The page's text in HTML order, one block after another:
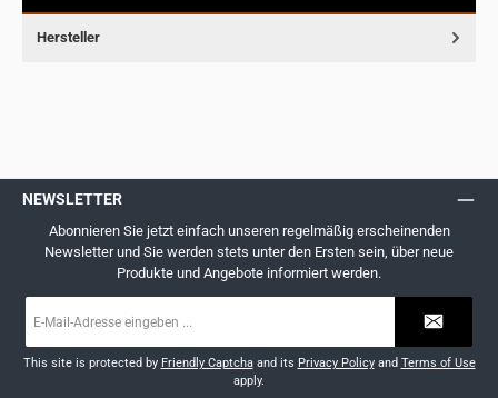
Hersteller
NEWSLETTER
Abonnieren Sie jetzt einfach unseren regelmäßig erscheinenden
Newsletter und Sie werden stets unter den Ersten sein, über neue
Produkte und Angebote informiert werden.
Mail-
*
This site is protected by Friendly Captchaand its Privacy Policyand Terms of Use
apply.